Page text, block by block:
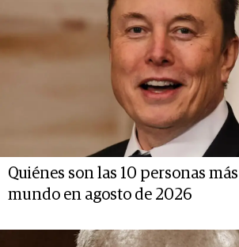
Quiénes son las 10 personas
mundo en agosto de 2026